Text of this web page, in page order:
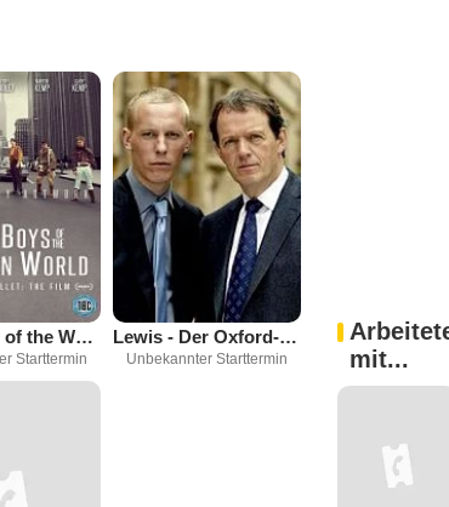
Soul Boys of the Western World
Starttermin
Lewis - Der Oxford-Krimi
Unbekannter Starttermin
mit...